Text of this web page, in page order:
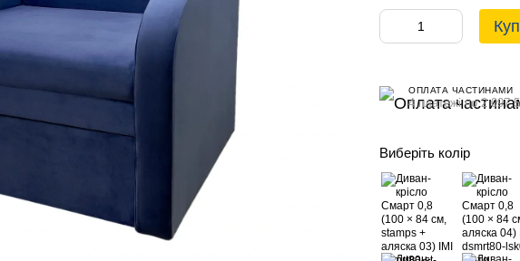
ОПЛАТА ЧАСТИНАМИ
4 платежі по 2
Виберіть колір